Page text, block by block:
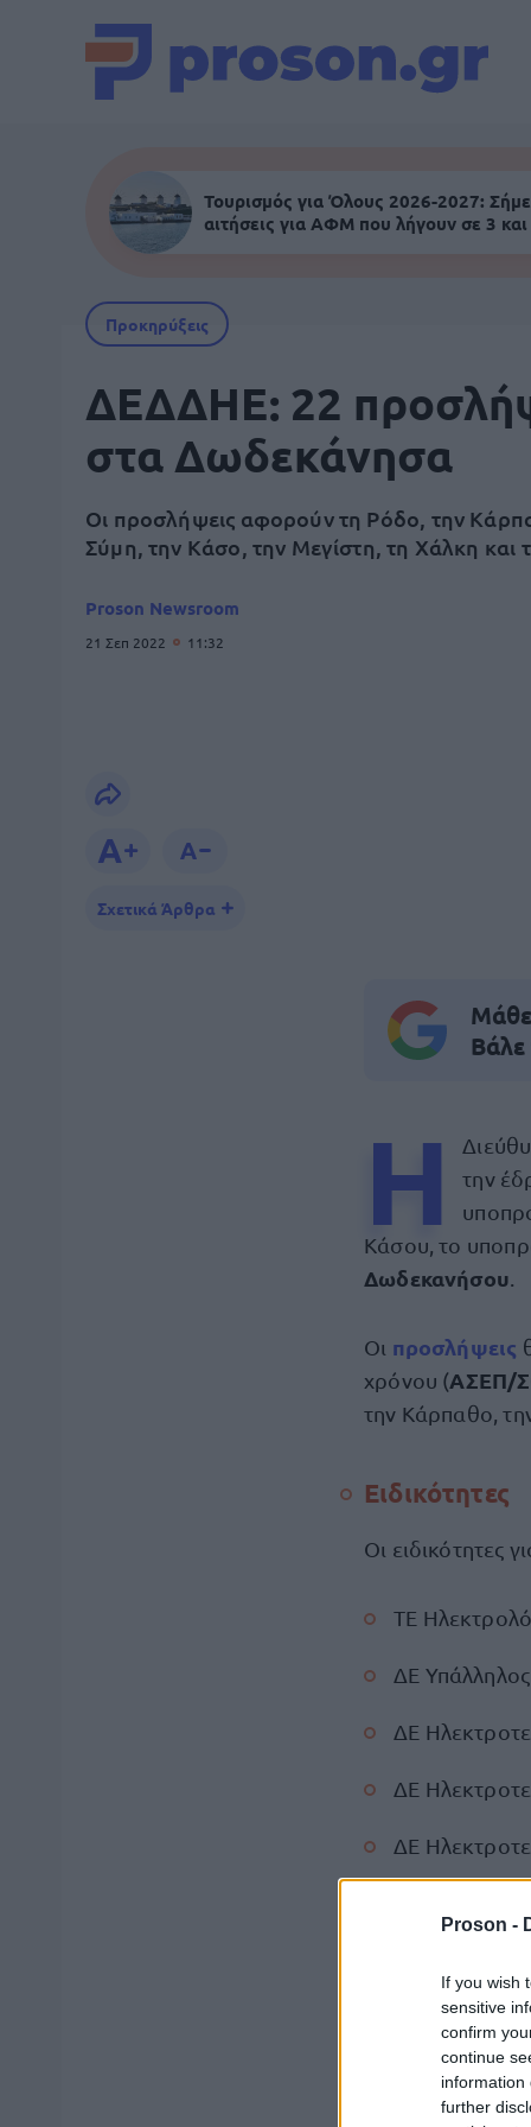
Proson -
If you wish
sensitive
confirm
continue
information
further
Τουρισμός για Όλους 2026-2027:
αιτήσεις για ΑΦΜ που λήγουν σε 3 και
Προκηρύξεις
ΔΕΔΔΗΕ: 22
στα Δωδεκάνησα
Οι προσλήψεις αφορούν τη Ρόδο, την
Σύμη, την Κάσο, την Μεγίστη, τη Χάλκη και
Proson Newsroom
21 Σεπ 2022 11:32
Σχετικά Άρθρα
Μάθε
Η
την
Κάσου, το
Δωδεκανήσου.
Οι προσλήψεις
χρόνου (ΑΣΕΠ/
την Κάρπαθο,
Ειδικότητες
Οι ειδικότητες
ΤΕ
ΔΕ
ΔΕ
ΔΕ
ΔΕ
ΔΕ
ΔΕ